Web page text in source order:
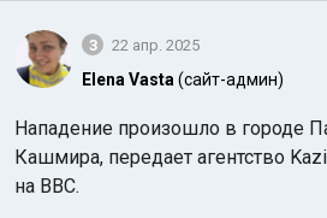
3 22 апр. 2025
Elena Vasta (сайт-админ)
Нападение произошло в городе
Кашмира, передает агентство
на ВВС.